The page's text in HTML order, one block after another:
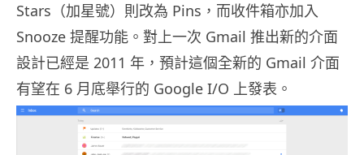
Stars（加星號）則改為 Pins，而收件箱亦加入
Snooze 提醒功能。對上一次 Gmail 推出新的介面
設計已經是 2011 年，預計這個全新的 Gmail 介面
有望在 6 月底舉行的 Google I/O 上發表。